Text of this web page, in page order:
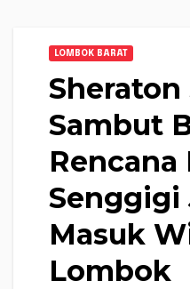
LOMBOK BARAT
Sambut
Rencana
Senggigi
Masuk
Lombok